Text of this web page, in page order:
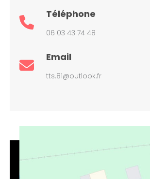
Téléphone
06 03 43 74 48
Email
tts.81@outlook.fr